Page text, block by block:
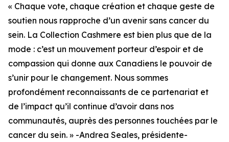
« Chaque vote, chaque création et chaque geste de
soutien nous rapproche d’un avenir sans cancer du
sein. La Collection Cashmere est bien plus que de la
mode : c’est un mouvement porteur d’espoir et de
compassion qui donne aux Canadiens le pouvoir de
s’unir pour le changement. Nous sommes
profondément reconnaissants de ce partenariat et
de l’impact qu’il continue d’avoir dans nos
communautés, auprès des personnes touchées par le
cancer du sein. » -Andrea Seales, présidente-